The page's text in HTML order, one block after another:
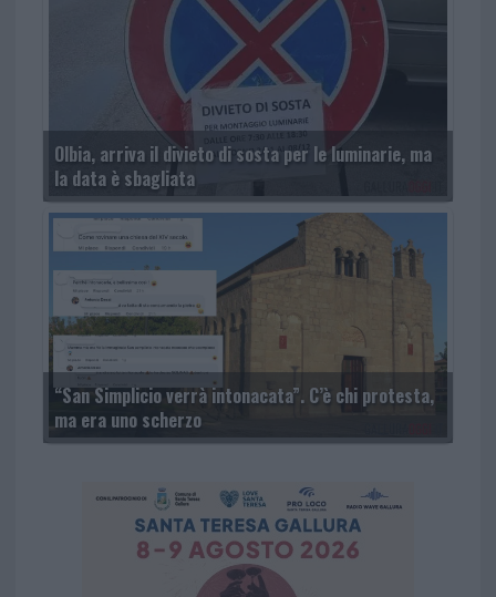
Olbia, arriva il divieto di sosta per le luminarie, ma
la data è sbagliata
“San Simplicio verrà intonacata”. C’è chi protesta,
ma era uno scherzo